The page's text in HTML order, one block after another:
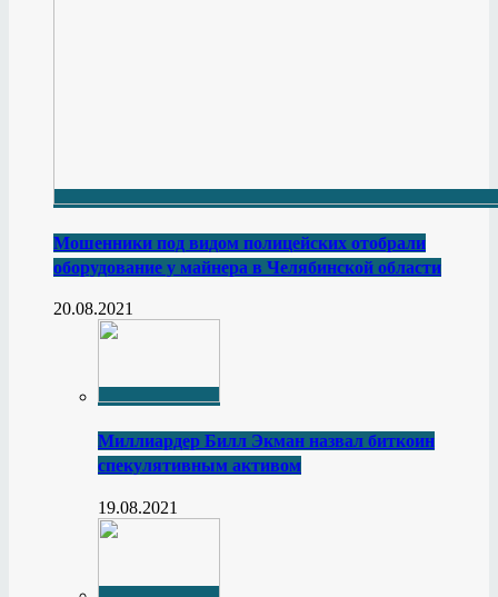
Мошенники под видом полицейских отобрали
оборудование у майнера в Челябинской области
20.08.2021
Миллиардер Билл Экман назвал биткоин
спекулятивным активом
19.08.2021